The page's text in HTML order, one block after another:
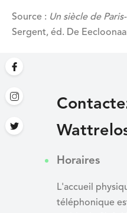
Source : Un siècle de
Sergent, éd. De
Horaires
L'accueil
téléphonique